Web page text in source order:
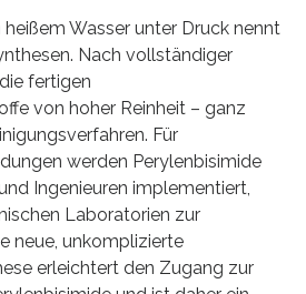
Wasser unter Druck nennt
Nach vollständiger
fertigen
von hoher Reinheit – ganz
Für
werden Perylenbisimide
Ingenieuren implementiert,
Laboratorien zur
neue, unkomplizierte
erleichtert den Zugang zur